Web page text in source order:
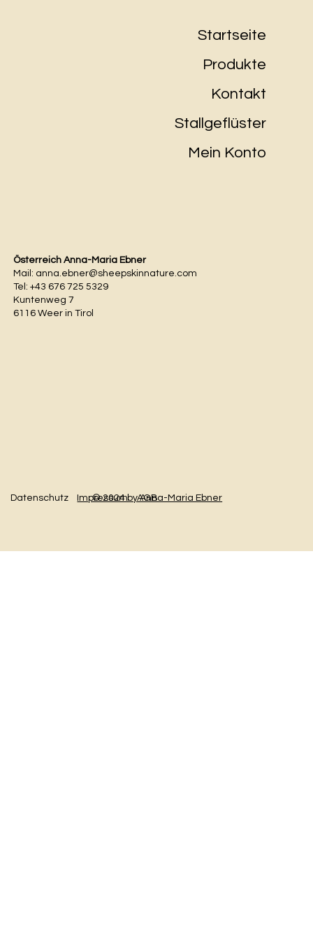
Startseite
Produkte
Kontakt
Stallgeflüster
Mein Konto
Österreich Anna-Maria Ebner
Mail: anna.ebner@sheepskinnature.com
Tel: +43 676 725 5329
Kuntenweg 7
6116 Weer in Tirol
Datenschutz © 2024 by Anna-Maria Ebner
Impressum AGB